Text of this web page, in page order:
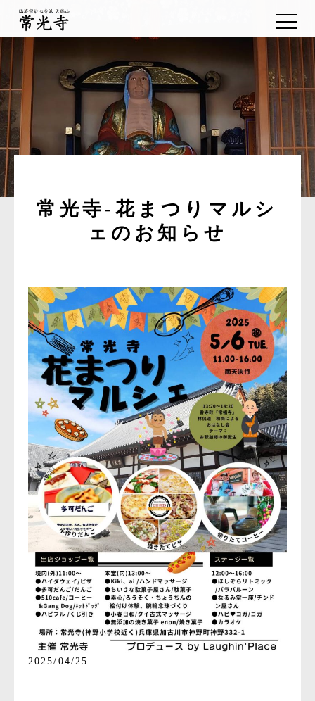
常光寺-花まつりマルシ
ェのお知らせ
2025/04/25